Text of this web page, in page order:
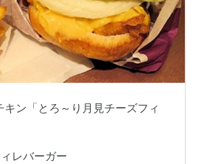
ン「とろ～り月見チーズフィ
レバーガー